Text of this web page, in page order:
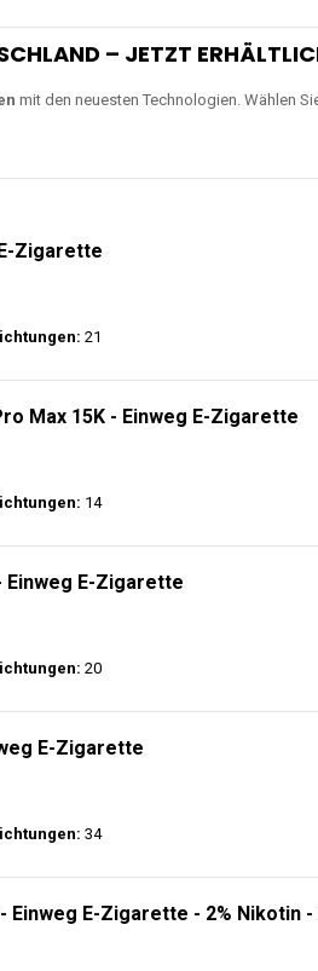
– JETZT
mit den neuesten Technologien. Wählen
Zigarette
21
Max 15K - Einweg E-Zigarette
14
Einweg E-Zigarette
20
E-Zigarette
34
Einweg E-Zigarette - 2% Nikotin